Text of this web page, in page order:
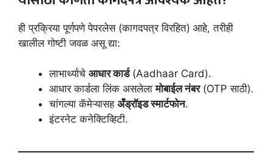
ही प्रक्रिया पूर्णपणे पेपरलेस (कागदपत्र विरहित) आहे, तरीही
खालील गोष्टी जवळ असू द्या:
लाभार्थ्याचे आधार कार्ड(Aadhaar Card).
आधार कार्डला लिंक असलेलामोबाईल नंबर(OTP साठी).
चांगल्या कॅमेऱ्यासह अँड्रॉइड स्मार्टफोन.
इंटरनेट कनेक्टिव्हिटी.